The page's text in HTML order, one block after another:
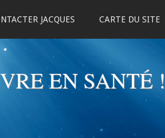
JACQUES CARTE DU SITE
EN SANTÉ !